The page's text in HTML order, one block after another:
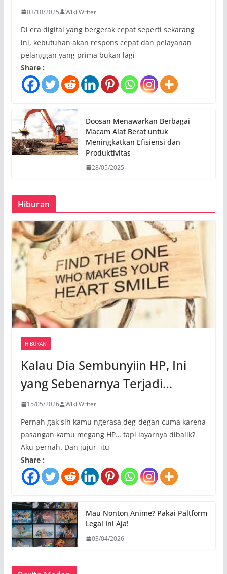
03/10/2025 Wiki Writer
Di era digital yang bergerak cepat seperti sekarang
ini, kebutuhan akan respons cepat dan pelayanan
pelanggan yang prima bukan lagi
Share :
Doosan Menawarkan Berbagai
Macam Alat Berat untuk
Meningkatkan Efisiensi dan
Produktivitas
28/05/2025
Hiburan
HIBURAN
Kalau Dia Sembunyiin HP, Ini
yang Sebenarnya Terjadi…
15/05/2026 Wiki Writer
Pernah gak sih kamu ngerasa deg-degan cuma karena
pasangan kamu megang HP… tapi layarnya dibalik?
Aku pernah. Dan jujur, itu
Share :
Mau Nonton Anime? Pakai Paltform
Legal Ini Aja!
03/04/2026